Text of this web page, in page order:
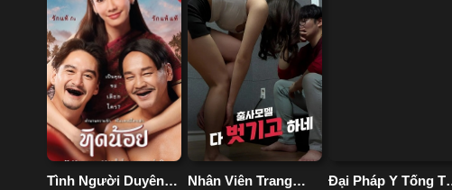
Tình Người Duyên
Nhân Viên Trang
Đại Pháp Y Tống